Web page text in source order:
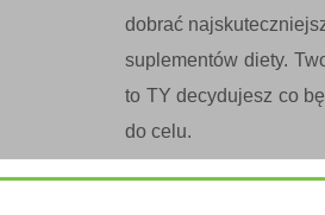
dobrać
suplementów diety.
to TY decydujesz co
do celu.
Pierwszym krokiem